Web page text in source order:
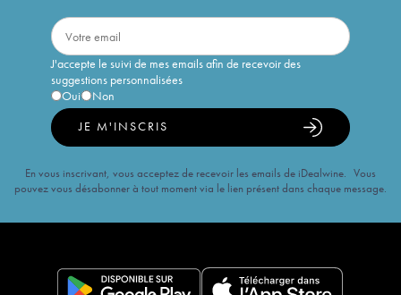
J'accepte le suivi de mes emails afin de recevoir des
suggestions personnalisées
Oui
Non
JE M'INSCRIS
En vous inscrivant, vous acceptez de recevoir les emails de iDealwine. Vous
pouvez vous désabonner à tout moment via le lien présent dans chaque message.